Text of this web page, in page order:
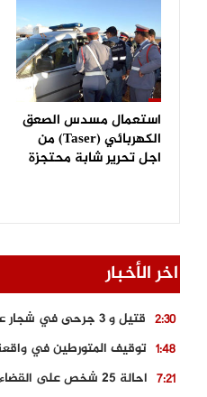
استعمال مسدس الصعق
الكهربائي (Taser) من
اجل تحرير شابة محتجزة
اخر الأخبار
2:30 قتيل و 3 جرحى في شجار عنيف بحفل زفاف بسوق اليبت
1:48
7:21